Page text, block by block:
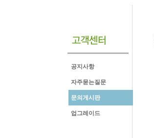
공지사항
자주묻는질문
문의게시판
업그레이드